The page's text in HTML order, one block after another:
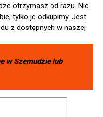
otrzymasz od razu. Nie
tylko je odkupimy. Jest
z dostępnych w naszej
wSzemudzielub